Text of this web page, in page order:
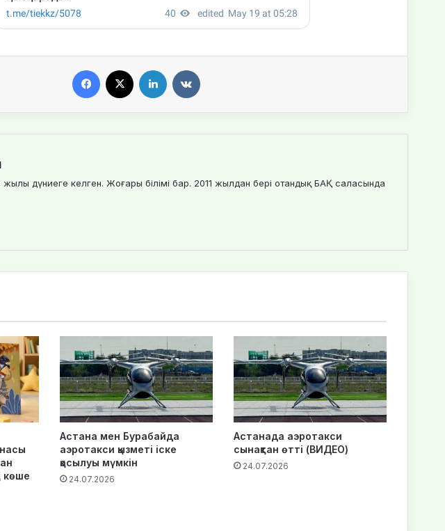
жылы дүниеге келген. Жоғары білімі бар. 2011 жылдан бері отандық БАҚ саласында
көше
Астана мен Бурабайда
аэротакси қызметі іске
қосылуы мүмкін
24.07.2026
Астанада аэротакси
сынақтан өтті (ВИДЕО)
24.07.2026